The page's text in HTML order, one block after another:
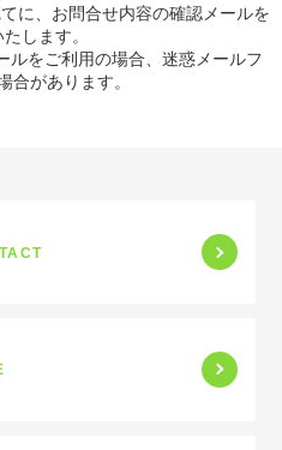
に、お問合せ内容の確認メールを
します。
ルをご利用の場合、迷惑メールフ
合があります。